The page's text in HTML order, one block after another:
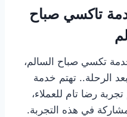
تاكسي صباح
تكسي صباح السالم،
الرحلة.. تهتم خدمة
رضا تام للعملاء،
في هذه التجربة.